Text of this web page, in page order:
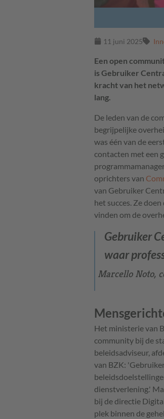
11 juni 2025
Een open
is Gebruiker
kracht van het
lang.
De leden van de
begrijpelijke
was één van de
contacten met een
oprichters van
van Gebruiker
het succes. Ze
vinden om de
Gebruiker
waar
Marcello Noto,
Het ministerie van
community bij de
beleidsadviseur,
van BZK:
dienstverlening.'
bij de directie
plek binnen de